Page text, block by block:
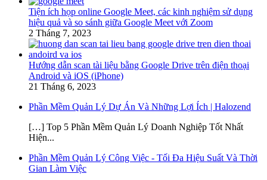
Tiện ích họp online Google Meet, các kinh nghiệm sử dụng
hiệu quả và so sánh giữa Google Meet với Zoom
2 Tháng 7, 2023
Hướng dẫn scan tài liệu bằng Google Drive trên điện thoại
Android và iOS (iPhone)
21 Tháng 6, 2023
Phần Mềm Quản Lý Dự Án Và Những Lợi Ích | Halozend
[…] Top 5 Phần Mềm Quản Lý Doanh Nghiệp Tốt Nhất
Hiện...
Phần Mềm Quản Lý Công Việc - Tối Đa Hiệu Suất Và Thời
Gian Làm Việc